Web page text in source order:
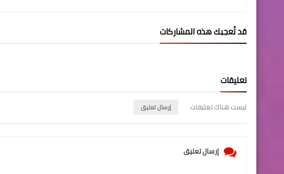
قد تُعجبك هذه المشاركات
تعليقات
ليست هناك تعليقات إرسال تعليق
إرسال تعليق